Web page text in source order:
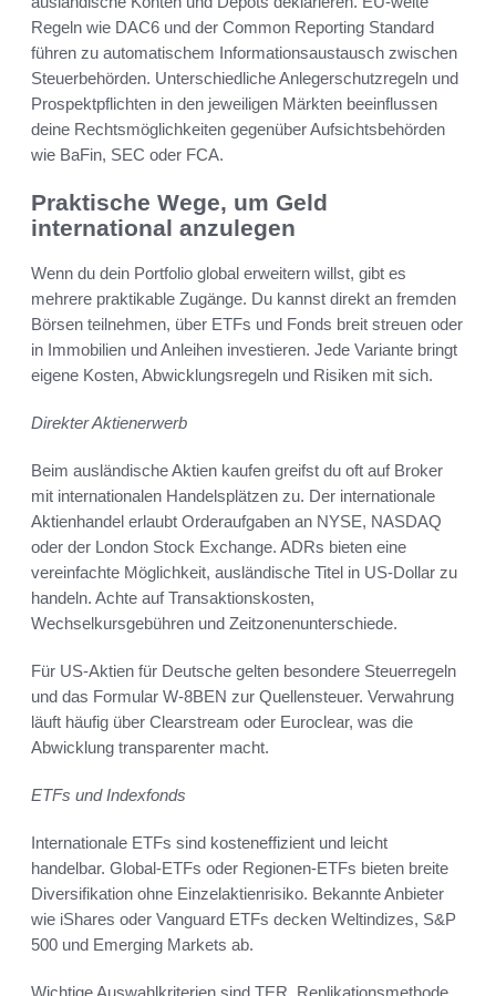
Regeln wie DAC6 und der Common Reporting Standard
führen zu automatischem Informationsaustausch zwischen
Steuerbehörden. Unterschiedliche Anlegerschutzregeln und
Prospektpflichten in den jeweiligen Märkten beeinflussen
deine Rechtsmöglichkeiten gegenüber Aufsichtsbehörden
wie BaFin, SEC oder FCA.
Praktische Wege, um Geld
international anzulegen
Wenn du dein Portfolio global erweitern willst, gibt es
mehrere praktikable Zugänge. Du kannst direkt an fremden
Börsen teilnehmen, über ETFs und Fonds breit streuen oder
in Immobilien und Anleihen investieren. Jede Variante bringt
eigene Kosten, Abwicklungsregeln und Risiken mit sich.
Direkter Aktienerwerb
Beim ausländische Aktien kaufen greifst du oft auf Broker
mit internationalen Handelsplätzen zu. Der internationale
Aktienhandel erlaubt Orderaufgaben an NYSE, NASDAQ
oder der London Stock Exchange. ADRs bieten eine
vereinfachte Möglichkeit, ausländische Titel in US-Dollar zu
handeln. Achte auf Transaktionskosten,
Wechselkursgebühren und Zeitzonenunterschiede.
Für US-Aktien für Deutsche gelten besondere Steuerregeln
und das Formular W-8BEN zur Quellensteuer. Verwahrung
läuft häufig über Clearstream oder Euroclear, was die
Abwicklung transparenter macht.
ETFs und Indexfonds
Internationale ETFs sind kosteneffizient und leicht
handelbar. Global-ETFs oder Regionen-ETFs bieten breite
Diversifikation ohne Einzelaktienrisiko. Bekannte Anbieter
wie iShares oder Vanguard ETFs decken Weltindizes, S&P
500 und Emerging Markets ab.
Wichtige Auswahlkriterien sind TER, Replikationsmethode